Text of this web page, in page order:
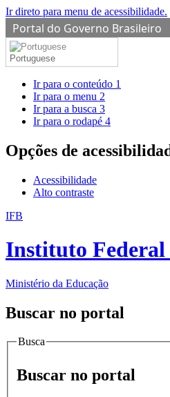
Ir direto para menu de acessibilidade.
Portal do Governo Brasileiro
Portuguese
Ir para o conteúdo 1
Ir para o menu 2
Ir para a busca 3
Ir para o rodapé 4
Opções de
Acessibilidade
Alto contraste
IFB
Instituto
Ministério da Educação
Buscar no portal
Busca
Buscar no portal